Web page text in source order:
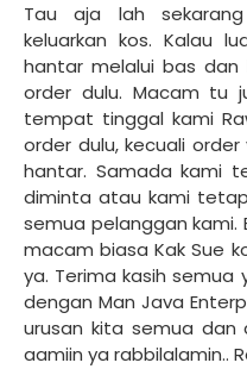
Tau aja lah
keluarkan kos. Kalau
hantar melalui bas dan
order dulu. Macam tu
tempat tinggal kami
order dulu, kecuali
hantar. Samada kami
diminta atau kami
semua pelanggan
macam biasa Kak Sue
ya. Terima kasih semua
dengan Man Java
urusan kita semua dan
aamiin ya rabbilalamin..